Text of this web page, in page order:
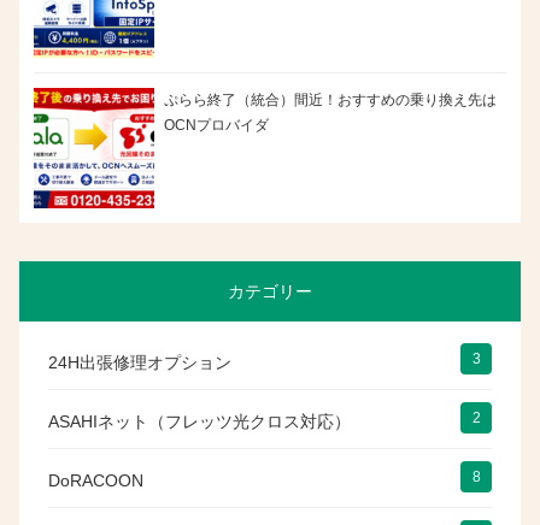
ぷらら終了（統合）間近！おすすめの乗り換え先は
OCNプロバイダ
カテゴリー
24H出張修理オプション 3
ASAHIネット（フレッツ光クロス対応） 2
DoRACOON 8